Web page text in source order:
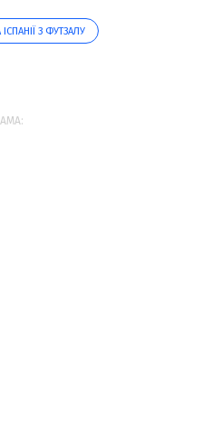
ІСПАНІЇ З ФУТЗАЛУ